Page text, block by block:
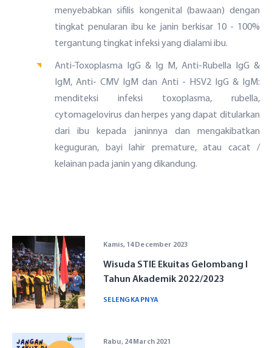
Visi Misi YKP bank bjb
Profil Manajemen
Balai Pengobatan/ Klinik Kesehatan
Ambulans
Layanan Sosial
Lahan Makam Keluarga bank bjb
Bantuan Sosial dan Keagamaan
Berita
Galeri
E-Document
PT Yekape Karya Prima
Daftar Mitra Kerja Investasi
Kantor
menyebabkan sifilis kongenital (bawaan) dengan
tingkat penularan ibu ke janin berkisar 10 - 100%
tergantung tingkat infeksi yang dialami ibu.
Anti-Toxoplasma IgG & Ig M, Anti-Rubella IgG &
IgM, Anti- CMV IgM dan Anti - HSV2 IgG & IgM:
menditeksi infeksi toxoplasma, rubella,
cytomagelovirus dan herpes yang dapat ditularkan
dari ibu kepada janinnya dan mengakibatkan
keguguran, bayi lahir premature, atau cacat /
kelainan pada janin yang dikandung.
Kamis, 14 December 2023
Wisuda STIE Ekuitas Gelombang I
Tahun Akademik 2022/2023
SELENGKAPNYA
Rabu, 24 March 2021